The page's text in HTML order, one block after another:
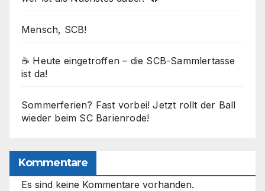
Mensch, SCB!
☕ Heute eingetroffen – die SCB-Sammlertasse
ist da!
Sommerferien? Fast vorbei! Jetzt rollt der Ball
wieder beim SC Barienrode!
Kommentare
Es sind keine Kommentare vorhanden.